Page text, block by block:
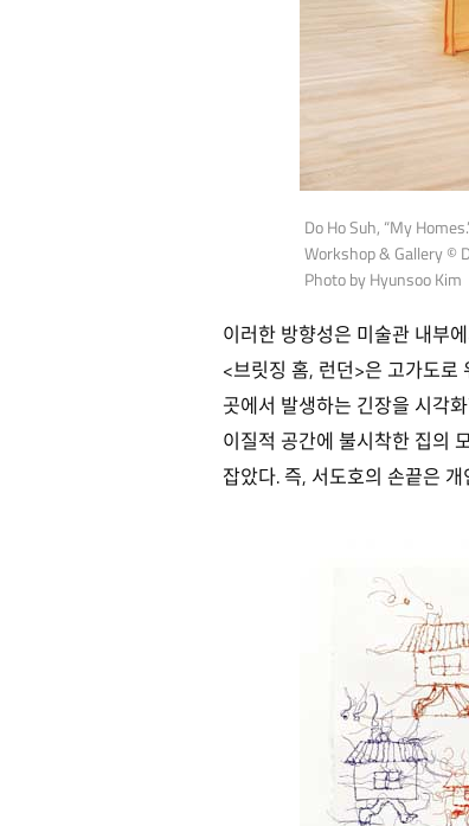
Do Ho Suh, “My
Workshop & Gallery ©
Photo by Hyunsoo Kim
이러한 방향성은 미술관 내부
<브릿징 홈, 런던>은 고가도로
곳에서 발생하는 긴장을 시각
이질적 공간에 불시착한 집의
잡았다. 즉, 서도호의 손끝은